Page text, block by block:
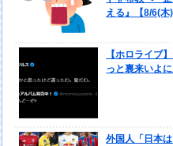
える』【8/6(木
【ホロライブ
っと裏来いよ
外国人「日本